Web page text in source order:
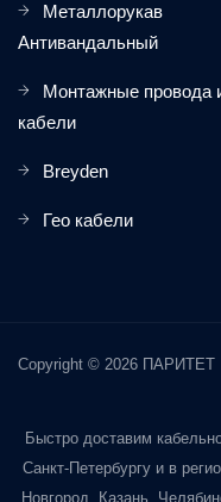
Металлорукав
Антивандальный
Монтажные провода
кабели
Breyden
Гео кабели
Copyright © 2026 ПАРИТЕТ
Быстро доставим
Санкт-Петербургу и в
Новгород, Казань,